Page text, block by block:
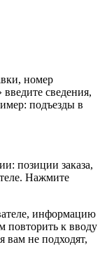
номер
сведения,
подъезды в
позиции заказа,
Нажмите
информацию
повторить к вводу
вам не подходят,